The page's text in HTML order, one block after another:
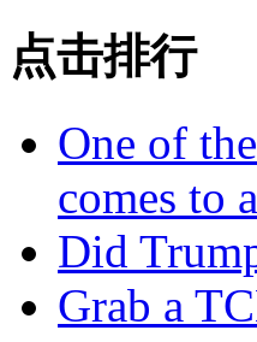
点击排行
One of
comes to
Did
Grab a